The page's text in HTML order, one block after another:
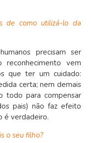
de como utilizá-lo da
precisam ser
reconhecimento vem
que ter um cuidado:
certa; nem demais
todo para compensar
pais) não faz efeito
é verdadeiro.
o seu filho?